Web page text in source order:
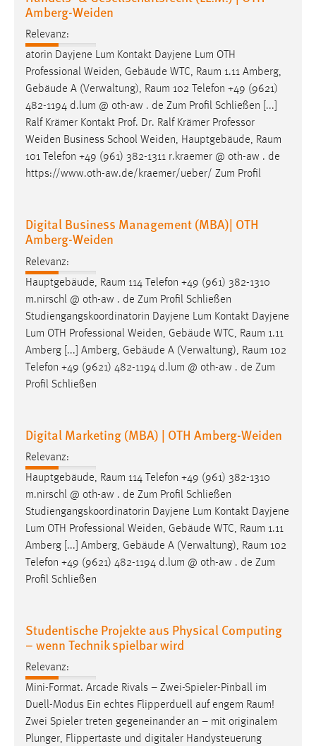
Amberg-Weiden
Relevanz:
atorin Dayjene Lum Kontakt Dayjene Lum OTH
Professional Weiden, Gebäude WTC, Raum 1.11 Amberg,
Gebäude A (Verwaltung), Raum 102 Telefon +49 (9621)
482-1194 d.lum @ oth-aw . de Zum Profil Schließen [...]
Ralf Krämer Kontakt Prof. Dr. Ralf Krämer Professor
Weiden Business School Weiden, Hauptgebäude, Raum
101 Telefon +49 (961) 382-1311 r.kraemer @ oth-aw . de
https://www.oth-aw.de/kraemer/ueber/ Zum Profil
Digital Business Management (MBA)| OTH
Amberg-Weiden
Relevanz:
Hauptgebäude, Raum 114 Telefon +49 (961) 382-1310
m.nirschl @ oth-aw . de Zum Profil Schließen
Studiengangskoordinatorin Dayjene Lum Kontakt Dayjene
Lum OTH Professional Weiden, Gebäude WTC, Raum 1.11
Amberg [...] Amberg, Gebäude A (Verwaltung), Raum 102
Telefon +49 (9621) 482-1194 d.lum @ oth-aw . de Zum
Profil Schließen
Digital Marketing (MBA) | OTH Amberg-Weiden
Relevanz:
Hauptgebäude, Raum 114 Telefon +49 (961) 382-1310
m.nirschl @ oth-aw . de Zum Profil Schließen
Studiengangskoordinatorin Dayjene Lum Kontakt Dayjene
Lum OTH Professional Weiden, Gebäude WTC, Raum 1.11
Amberg [...] Amberg, Gebäude A (Verwaltung), Raum 102
Telefon +49 (9621) 482-1194 d.lum @ oth-aw . de Zum
Profil Schließen
Studentische Projekte aus Physical Computing
– wenn Technik spielbar wird
Relevanz:
Mini-Format. Arcade Rivals – Zwei-Spieler-Pinball im
Duell-Modus Ein echtes Flipperduell auf engem Raum!
Zwei Spieler treten gegeneinander an – mit originalem
Plunger, Flippertaste und digitaler Handysteuerung